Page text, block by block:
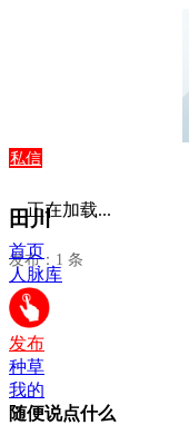
私信
田川
发布：1 条
正在加载...
首页
人脉库
发布
种草
我的
随便说点什么